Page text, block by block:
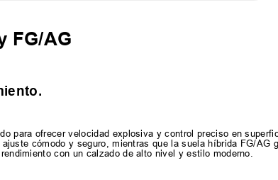
FG/AG
para ofrecer velocidad explosiva y control preciso en
cómodo y seguro, mientras que la suela híbrida FG/AG
con un calzado de alto nivel y estilo moderno.